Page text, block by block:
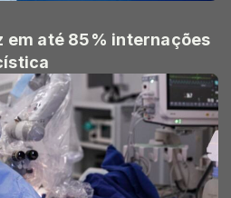
em até 85% internações